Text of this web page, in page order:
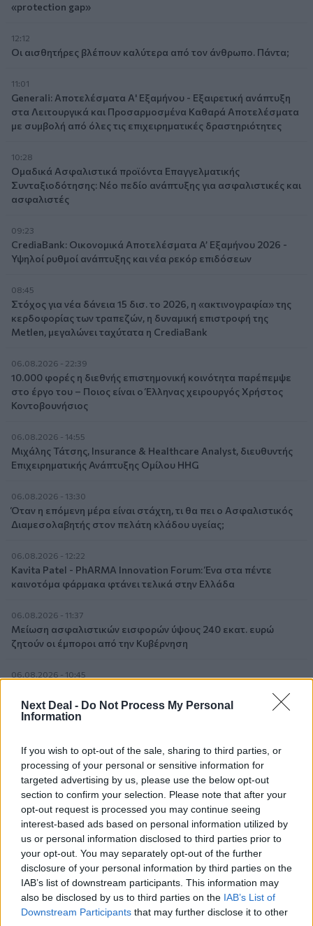
Next Deal - Do Not Process My Personal
Information
If you wish to opt-out of the sale, sharing to third parties, or
processing of your personal or sensitive information for
targeted advertising by us, please use the below opt-out
section to confirm your selection. Please note that after your
opt-out request is processed you may continue seeing
interest-based ads based on personal information utilized by
us or personal information disclosed to third parties prior to
your opt-out. You may separately opt-out of the further
disclosure of your personal information by third parties on the
IAB’s list of downstream participants. This information may
also be disclosed by us to third parties on the IAB’s List of
Downstream Participants that may further disclose it to other
«protection gap»
12:12
Οι αισθητήρες βλέπουν καλύτερα από τον άνθρωπο. Πάντα;
11:01
Generali: Αποτελέσματα Α' Εξαμήνου - Εξαιρετική ανάπτυξη
στα Λειτουργικά και Προσαρμοσμένα Καθαρά Αποτελέσματα
με συμβολή από όλες τις επιχειρηματικές δραστηριότητες
10:28
Ομαδικά Ασφαλιστικά προϊόντα Επαγγελματικής
Συνταξιοδότησης: Νέο πεδίο ανάπτυξης για ασφαλιστικές και
ασφαλιστές
09:23
CrediaBank: Οικονομικά Αποτελέσματα A’ Εξαμήνου 2026 -
Υψηλοί ρυθμοί ανάπτυξης και νέα ρεκόρ επιδόσεων
08:45
Στόχος για νέα δάνεια 15 δισ. το 2026, η «ακτινογραφία» της
κερδοφορίας των τραπεζών, η δυναμική επιστροφή της
Metlen, μεγαλώνει ταχύτατα η CrediaBank
06.08.2026 - 22:39
10.000 φορές η διεθνής επιστημονική κοινότητα παρέπεμψε
στο έργο του – Ποιος είναι ο Έλληνας χειρουργός Χρήστος
Κοντοβουνήσιος
06.08.2026 - 14:55
Μιχάλης Τάτσης, Insurance & Healthcare Analyst, διευθυντής
Επιχειρηματικής Ανάπτυξης Ομίλου HHG
06.08.2026 - 13:30
Όταν η επόμενη μέρα είναι στάχτη, τι θα πει ο Ασφαλιστικός
Διαμεσολαβητής στον πελάτη κλάδου υγείας;
06.08.2026 - 12:22
Kavita Patel - PhARMA Innovation Forum: Ένα στα πέντε
καινοτόμα φάρμακα φτάνει τελικά στην Ελλάδα
06.08.2026 - 11:37
Μείωση ασφαλιστικών εισφορών ύψους 240 εκατ. ευρώ
ζητούν οι έμποροι από την Κυβέρνηση
06.08.2026 - 10:45
ενεργειακή κρίση;
Στέλιος Λιανός – INTERAMERICAN / Αθηναϊκή Γενική Κλινική
06.08.2026 - 08:40
Η γαλλική «ψήφος» στο «καλώδιο» και τα συμφέροντα, οι
ελληνικές τράπεζες «πρωταθλήτριες» στα δάνεια, νέο deal
Βαρδινογιάννη- Εξάρχου και ο διπλασιασμός των κερδών της
ΔΕΗ
05.08.2026 - 13:37
Randy Schekman, Νομπελίστας Ιατρικής: «Σε πέντε χρόνια
μπορεί να έχουμε θεραπεία που αναστέλλει την εξέλιξη του
Πάρκινσον»